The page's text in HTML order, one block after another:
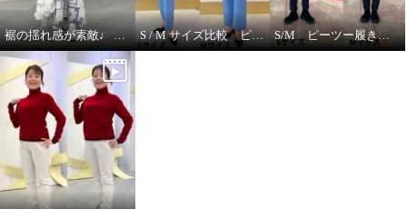
裾の揺れ感が素敵♩ ハヤマブリーズ ワンピース S / M サイズ比較 ピーツー S/M ピーツー履き比べ